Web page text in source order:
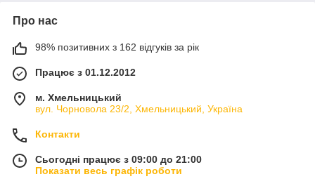
Про нас
98% позитивних з 162 відгуків за рік
Працює з 01.12.2012
м. Хмельницький
вул. Чорновола 23/2, Хмельницький, Україна
Контакти
Сьогодні працює з 09:00 до 21:00
Показати весь графік роботи